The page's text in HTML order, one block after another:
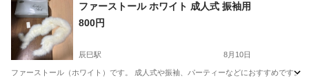
ファーストール ホワイト 成人式 振袖用
800円
辰巳駅 8月10日
ファーストール（ホワイト）です。 成人式や振袖、パーティーなどにおすすめです